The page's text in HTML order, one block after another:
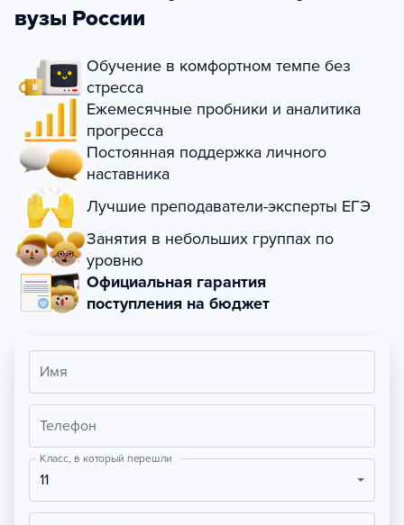
вузы России
Обучение в комфортном темпе без
стресса
Ежемесячные пробники и аналитика
прогресса
Постоянная поддержка личного
наставника
Лучшие преподаватели-эксперты ЕГЭ
Занятия в небольших группах по
уровню
Официальная гарантия
поступления на бюджет
Имя
Телефон
Класс, в который перешли
11